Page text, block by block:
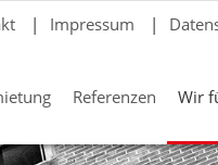
| Impressum |
Referenzen Wir